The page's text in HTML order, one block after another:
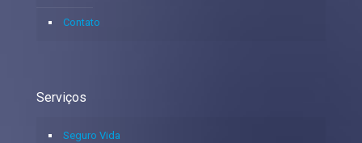
Contato
Serviços
Seguro Vida